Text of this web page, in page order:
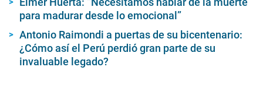
para madurar desde lo emocional”
Antonio Raimondi a puertas de su bicentenario:
¿Cómo así el Perú perdió gran parte de su
invaluable legado?